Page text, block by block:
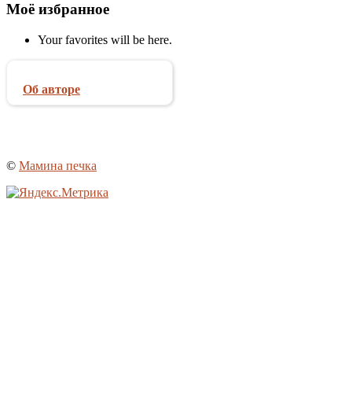
Моё избранное
Your favorites will be here.
Об авторе
© Мамина печка